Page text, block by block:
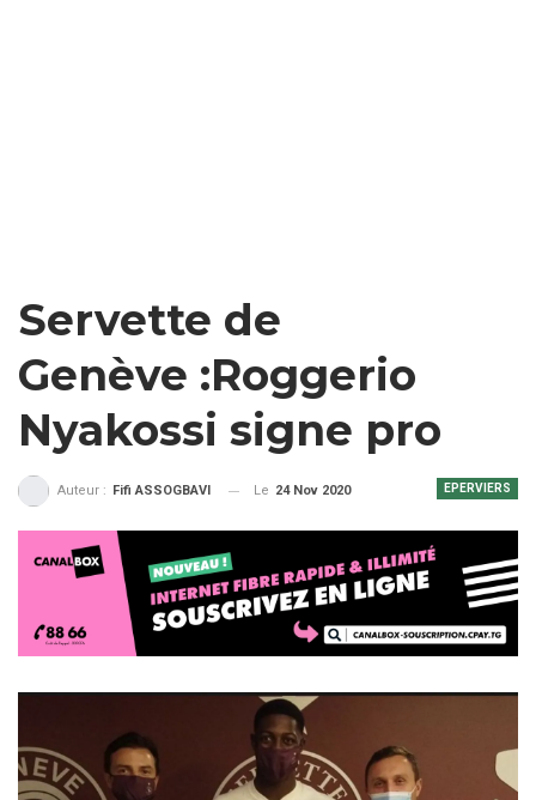
Servette de
Genève :Roggerio
Nyakossi signe pro
EPERVIERS
Auteur : Fifi ASSOGBAVI Le 24 Nov 2020